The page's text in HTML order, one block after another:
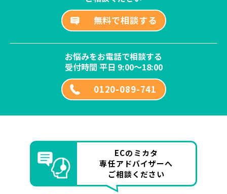
無料で相談する
お悩みをお電話で相談する
受付時間 平日 9:00～18:00
0120-089-741
ECのミカタ
専任アドバイザーへ
ご相談ください